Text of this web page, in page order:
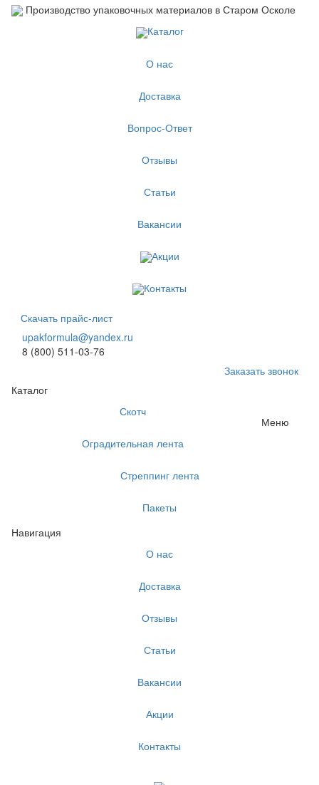
Производство упаковочных материалов в Старом Осколе
Каталог
О нас
Доставка
Вопрос-Ответ
Отзывы
Статьи
Вакансии
Акции
Контакты
Скачать прайс-лист
upakformula@yandex.ru
8 (800) 511-03-76
Заказать звонок
Меню
Каталог
Скотч
Оградительная лента
Стреппинг лента
Пакеты
Навигация
О нас
Доставка
Отзывы
Статьи
Вакансии
Акции
Контакты